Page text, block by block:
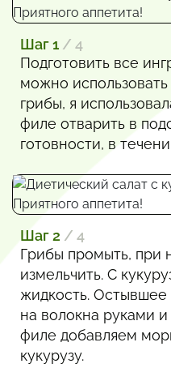
Шаг 1 / 4
Подготовить все
можно
грибы, я
филе отварить в
готовности, в
Шаг 2 / 4
Грибы промыть, при
измельчить. С
жидкость.
на волокна руками
филе добавляем
кукурузу.